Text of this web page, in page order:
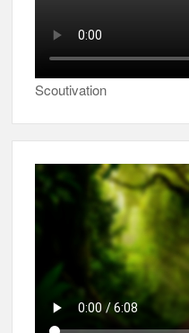
Scoutivation